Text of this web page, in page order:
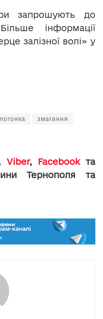
запрошують до
інформації
залізної волі» у
змагання
Viber, Facebookта
Тернополя та